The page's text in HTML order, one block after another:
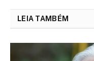
LEIA TAMBÉM